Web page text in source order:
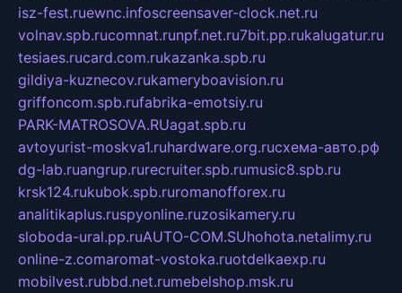
isz-fest.ruewnc.infoscreensaver-clock.net.ru
volnav.spb.rucomnat.runpf.net.ru7bit.pp.rukalugatur.ru
tesiaes.rucard.com.rukazanka.spb.ru
gildiya-kuznecov.rukameryboavision.ru
griffoncom.spb.rufabrika-emotsiy.ru
PARK-MATROSOVA.RUagat.spb.ru
avtoyurist-moskva1.ruhardware.org.ruсхема-авто.рф
dg-lab.ruangrup.rurecruiter.spb.rumusic8.spb.ru
krsk124.rukubok.spb.ruromanofforex.ru
analitikaplus.ruspyonline.ruzosikamery.ru
sloboda-ural.pp.ruAUTO-COM.SUhohota.netalimy.ru
online-z.comaromat-vostoka.ruotdelkaexp.ru
mobilvest.rubbd.net.rumebelshop.msk.ru